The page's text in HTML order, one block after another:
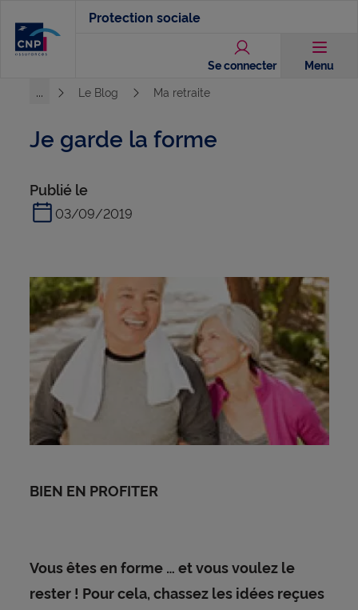
contenu
Protection sociale
Se connecter Menu
...
Le Blog Ma retraite
Je garde la forme
Publié le
03/09/2019
BIEN EN PROFITER
Vous êtes en forme … et vous voulez le
rester ! Pour cela, chassez les idées reçues